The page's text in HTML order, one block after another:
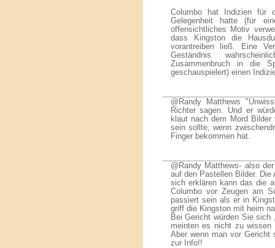
Columbo hat Indizien für
Gelegenheit hatte (für
offensichtliches Motiv
dass Kingston die
vorantreiben ließ. Eine
Geständnis
Zusammenbruch in die
geschauspielert) einen
@Randy Matthews
Richter sagen. Und er
klaut nach dem Mord
sein sollte, wenn
Finger bekommen hat.
@Randy Matthews- also
auf den Pastellen Bilder. Die
sich erklären kann das die
Columbo vor Zeugen am
passiert sein als er in
griff die Kingston mit heim
Bei Gericht würden Sie
meinten es nicht zu
Aber wenn man vor Gericht
zur Info!!